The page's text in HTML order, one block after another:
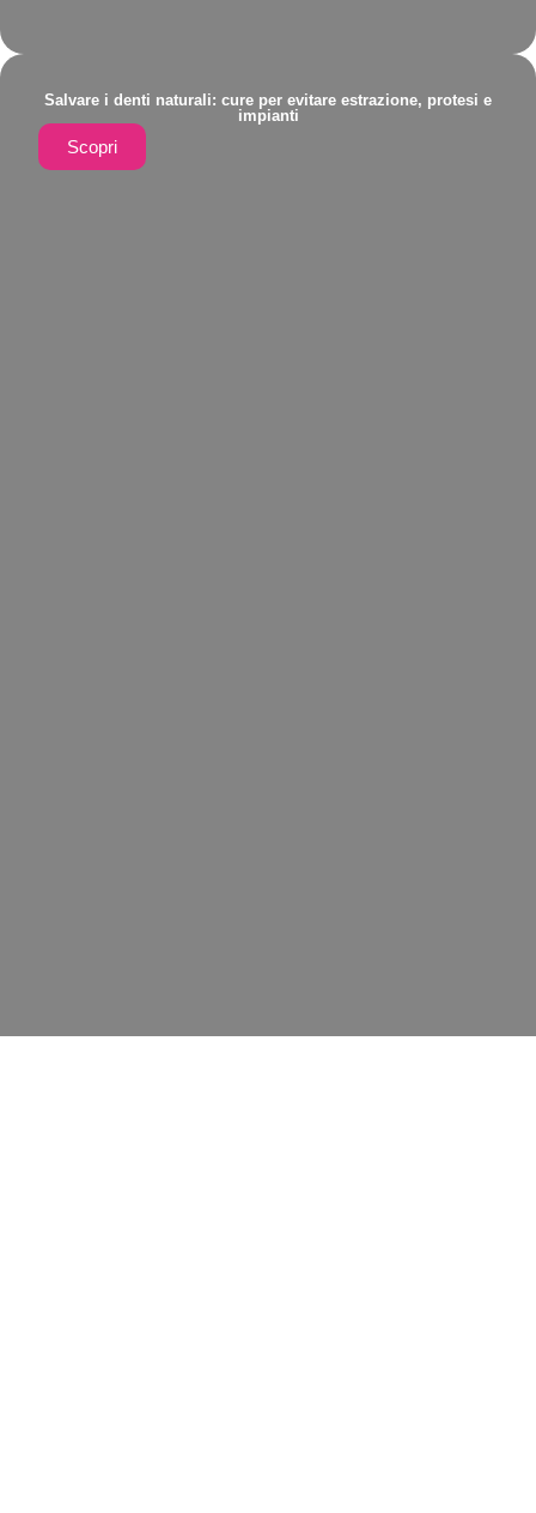
Salvare i denti naturali: cure per evitare estrazione, protesi e
impianti
Scopri